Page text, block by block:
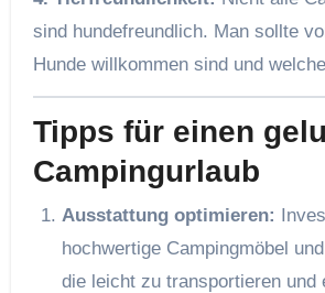
sind hundefreundlich. Man sollte
Hunde willkommen sind und
Tipps für einen
Campingurlaub
Ausstattung optimieren:
hochwertige Campingmöbel
die leicht zu transportieren und